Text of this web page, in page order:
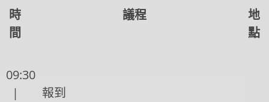
時
間
議程
地
點
09:30
|
報到